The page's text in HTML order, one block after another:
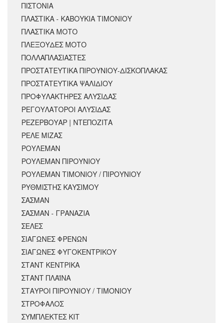
ΠΙΣΤΟΝΙΑ
ΠΛΑΣΤΙΚΑ - ΚΑΒΟΥΚΙΑ ΤΙΜΟΝΙΟΥ
ΠΛΑΣΤΙΚΑ ΜΟΤΟ
ΠΛΕΞΟΥΔΕΣ ΜΟΤΟ
ΠΟΛΛΑΠΛΑΣΙΑΣΤΕΣ
ΠΡΟΣΤΑΤΕΥΤΙΚΑ ΠΙΡΟΥΝΙΟΥ-ΔΙΣΚΟΠΛΑΚΑΣ
ΠΡΟΣΤΑΤΕΥΤΙΚΑ ΨΑΛΙΔΙΟΥ
ΠΡΟΦΥΛΑΚΤΗΡΕΣ ΑΛΥΣΙΔΑΣ
ΡΕΓΟΥΛΑΤΟΡΟΙ ΑΛΥΣΙΔΑΣ
ΡΕΖΕΡΒΟΥΑΡ | ΝΤΕΠΟΖΙΤΑ
ΡΕΛΕ ΜΙΖΑΣ
ΡΟΥΛΕΜΑΝ
ΡΟΥΛΕΜΑΝ ΠΙΡΟΥΝΙΟΥ
ΡΟΥΛΕΜΑΝ ΤΙΜΟΝΙΟΥ / ΠΙΡΟΥΝΙΟΥ
ΡΥΘΜΙΣΤΗΣ ΚΑΥΣΙΜΟΥ
ΣΑΣΜΑΝ
ΣΑΣΜΑΝ - ΓΡΑΝΑΖΙΑ
ΣΕΛΕΣ
ΣΙΑΓΩΝΕΣ ΦΡΕΝΩΝ
ΣΙΑΓΩΝΕΣ ΦΥΓΟΚΕΝΤΡΙΚΟΥ
ΣΤΑΝΤ ΚΕΝΤΡΙΚΑ
ΣΤΑΝΤ ΠΛΑΪΝΑ
ΣΤΑΥΡΟΙ ΠΙΡΟΥΝΙΟΥ / ΤΙΜΟΝΙΟΥ
ΣΤΡΟΦΑΛΟΣ
ΣΥΜΠΛΕΚΤΕΣ ΚΙΤ